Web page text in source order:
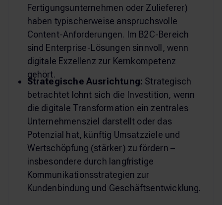
Fertigungsunternehmen oder Zulieferer)
haben typischerweise anspruchsvolle
Content-Anforderungen. Im B2C-Bereich
sind Enterprise-Lösungen sinnvoll, wenn
digitale Exzellenz zur Kernkompetenz
gehört.
Strategische Ausrichtung: Strategisch
betrachtet lohnt sich die Investition, wenn
die digitale Transformation ein zentrales
Unternehmensziel darstellt oder das
Potenzial hat, künftig Umsatzziele und
Wertschöpfung (stärker) zu fördern –
insbesondere durch langfristige
Kommunikationsstrategien zur
Kundenbindung und Geschäftsentwicklung.